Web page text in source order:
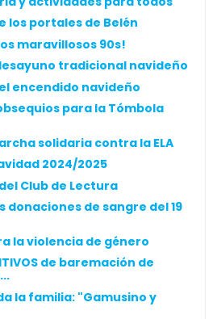
los portales de Belén
maravillosos 90s!
tradicional navideño
encendido navideño
para la Tómbola
solidaria contra la ELA
2024/2025
Club de Lectura
donaciones de sangre del 19
la violencia de género
de baremación de
la familia: "Gamusino y